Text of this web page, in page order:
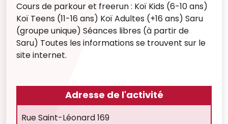
Cours de parkour et freerun : Koï Kids (6-10 ans)
Koï Teens (11-16 ans) Koï Adultes (+16 ans) Saru
(groupe unique) Séances libres (à partir de
Saru) Toutes les informations se trouvent sur le
site internet.
Adresse de l'activité
Rue Saint-Léonard 169